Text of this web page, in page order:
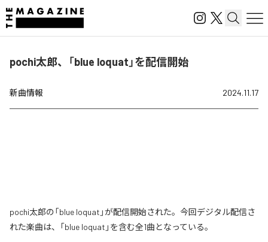
pochi太郎、「blue loquat」を配信開始
新曲情報 2024.11.17
pochi太郎の「blue loquat」が配信開始された。今回デジタル配信さ
れた楽曲は、「blue loquat」を含む全1曲となっている。